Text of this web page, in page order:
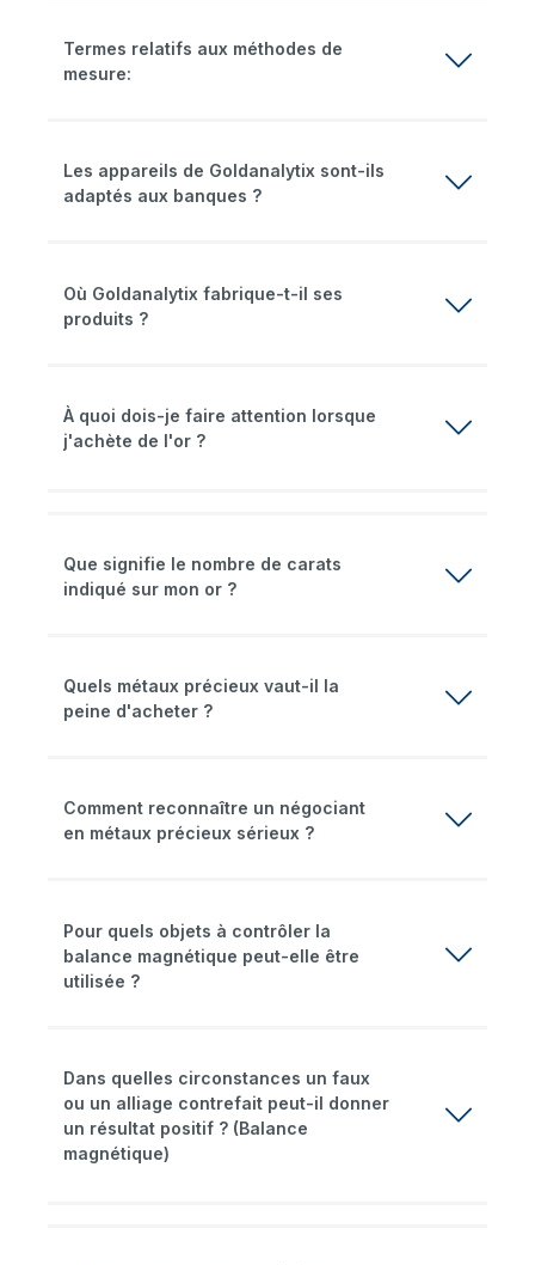
Termes relatifs aux méthodes de
mesure:
Les appareils de Goldanalytix sont-ils
adaptés aux banques ?
Où Goldanalytix fabrique-t-il ses
produits ?
À quoi dois-je faire attention lorsque
j'achète de l'or ?
Que signifie le nombre de carats
indiqué sur mon or ?
Quels métaux précieux vaut-il la
peine d'acheter ?
Comment reconnaître un négociant
en métaux précieux sérieux ?
Pour quels objets à contrôler la
balance magnétique peut-elle être
utilisée ?
Dans quelles circonstances un faux
ou un alliage contrefait peut-il donner
un résultat positif ? (Balance
magnétique)